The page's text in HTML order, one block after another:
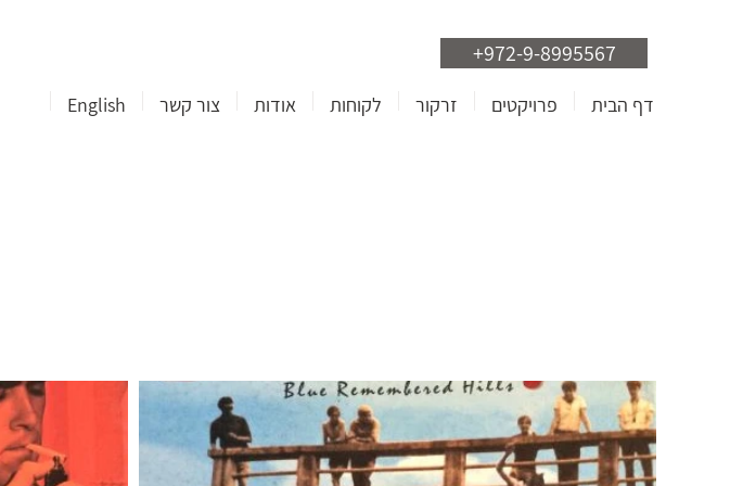
+972-9-8995567
דף הבית פרויקטים זרקור לקוחות אודות צור קשר English